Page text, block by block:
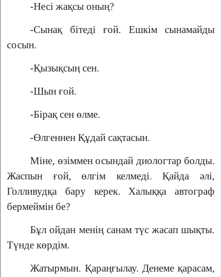
-Несі жақсы оның?
-Сынақ бітеді ғой. Ешкім сынамайды
сосын.
-Қызықсың сен.
-Шын ғой.
-Бірақ сен өлме.
-Өлгеннен Құдай сақтасын.
Міне, өзіммен осындай диологтар болды.
Жаспын ғой, өлгім келмеді. Қайда әлі,
Голливудқа бару керек. Халыққа автограф
бермеймін бе?
Бұл ойдан менің санам түс жасап шықты.
Түнде көрдім.
Жатырмын. Қараңғылау. Денеме қарасам,